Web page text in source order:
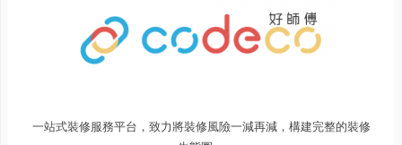
一站式裝修服務平台，致力將裝修風險一減再減，構建完整的裝修